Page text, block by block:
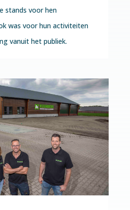
stands voor hen
was voor hun activiteiten
vanuit het publiek.